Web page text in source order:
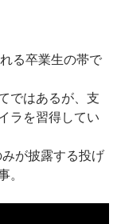
る卒業生の帯で
ではあるが、支
ラを習得してい
が披露する投げ
。